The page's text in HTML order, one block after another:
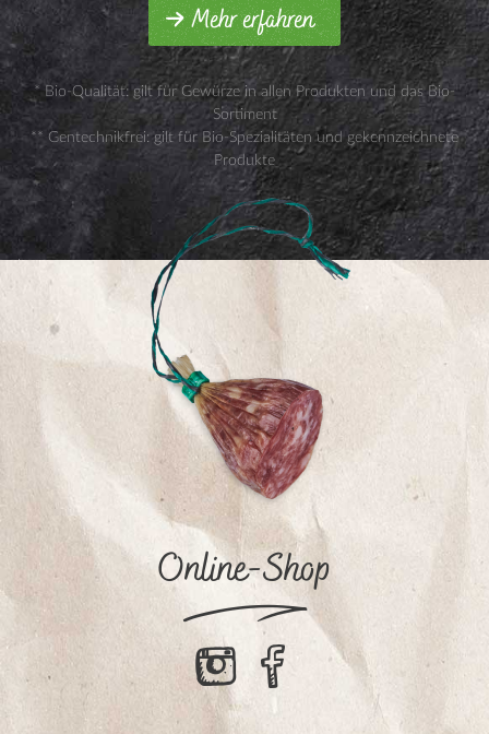
Mehr erfahren
* Bio-Qualität: gilt für Gewürze in allen Produkten und das Bio-
Sortiment
** Gentechnikfrei: gilt für Bio-Spezialitäten und gekennzeichnete
Produkte
Online-Shop